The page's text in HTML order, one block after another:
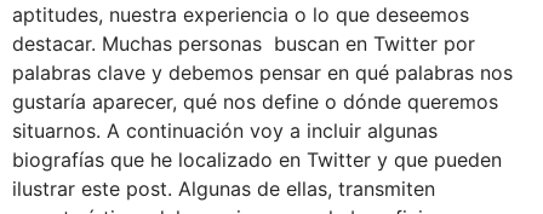
aptitudes, nuestra experiencia o lo que deseemos
destacar. Muchas personas buscan en Twitter por
palabras clave y debemos pensar en qué palabras nos
gustaría aparecer, qué nos define o dónde queremos
situarnos. A continuación voy a incluir algunas
biografías que he localizado en Twitter y que pueden
ilustrar este post. Algunas de ellas, transmiten